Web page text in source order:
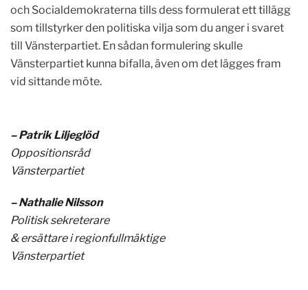
och Socialdemokraterna tills dess formulerat ett tillägg
som tillstyrker den politiska vilja som du anger i svaret
till Vänsterpartiet. En sådan formulering skulle
Vänsterpartiet kunna bifalla, även om det lägges fram
vid sittande möte.
– Patrik Liljeglöd
Oppositionsråd
Vänsterpartiet
– Nathalie Nilsson
Politisk sekreterare
& ersättare i regionfullmäktige
Vänsterpartiet